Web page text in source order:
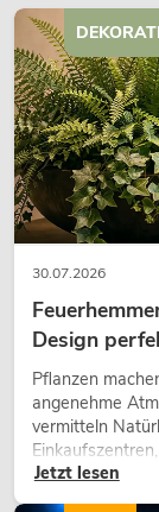
30.07.2026
Design
Pflanzen
angenehme
vermitteln
eine
modernen
Jetzt lesen